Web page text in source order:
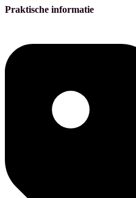
Praktische informatie